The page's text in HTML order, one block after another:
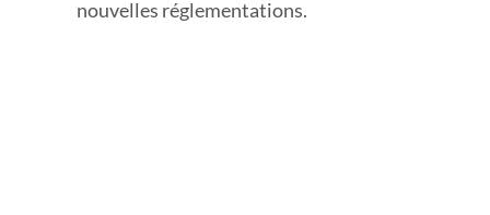
nouvelles réglementations.